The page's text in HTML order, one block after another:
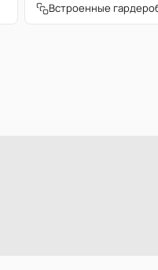
Встроенные